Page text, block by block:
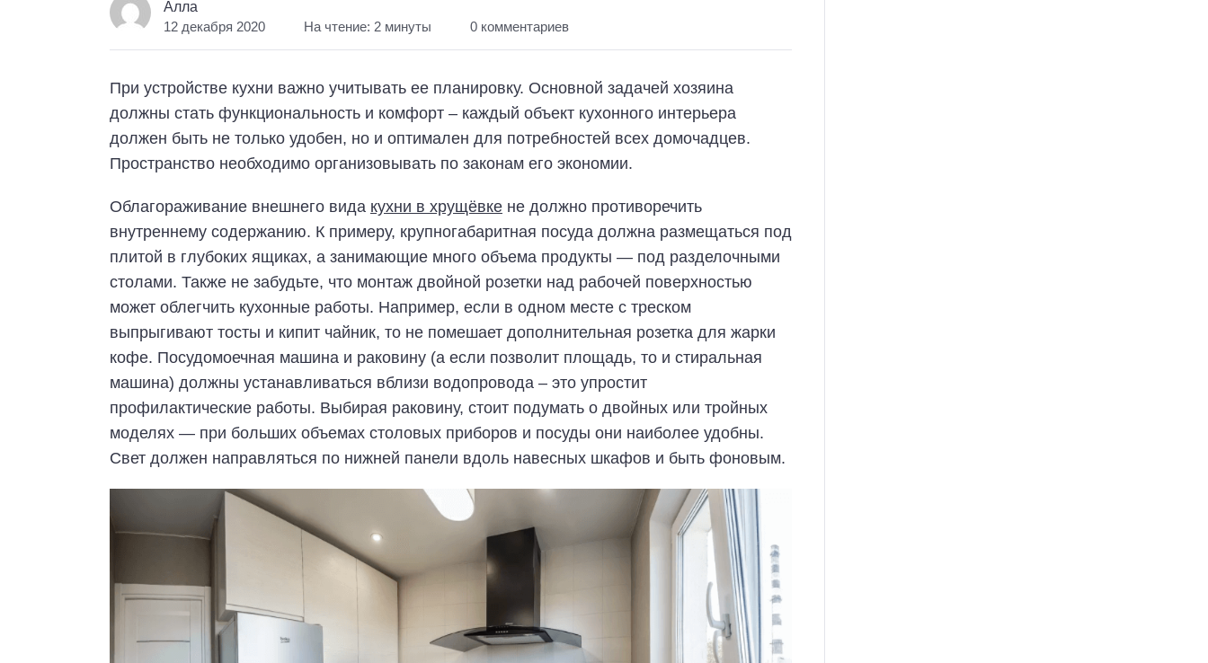
Алла
12 декабря 2020 На чтение: 2 минуты 0 комментариев
При устройстве кухни важно учитывать ее планировку. Основной задачей хозяина
должны стать функциональность и комфорт – каждый объект кухонного интерьера
должен быть не только удобен, но и оптимален для потребностей всех домочадцев.
Пространство необходимо организовывать по законам его экономии.
Облагораживание внешнего вида кухни в хрущёвке не должно противоречить
внутреннему содержанию. К примеру, крупногабаритная посуда должна размещаться под
плитой в глубоких ящиках, а занимающие много объема продукты — под разделочными
столами. Также не забудьте, что монтаж двойной розетки над рабочей поверхностью
может облегчить кухонные работы. Например, если в одном месте с треском
выпрыгивают тосты и кипит чайник, то не помешает дополнительная розетка для жарки
кофе. Посудомоечная машина и раковину (а если позволит площадь, то и стиральная
машина) должны устанавливаться вблизи водопровода – это упростит
профилактические работы. Выбирая раковину, стоит подумать о двойных или тройных
моделях — при больших объемах столовых приборов и посуды они наиболее удобны.
Свет должен направляться по нижней панели вдоль навесных шкафов и быть фоновым.